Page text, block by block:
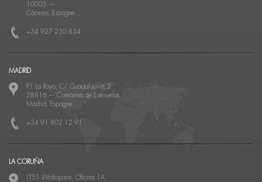
10005 —
Cáceres, Espagne
+34 927 230 834
MADRID
P.I. La Raya, C/ Guadalquivir, 2
28816 — Camarma de Esteruelas
Madrid, Espagne
+34 91 802 12 91
LA CORUÑA
LT51 Workspace, Oficina 1A